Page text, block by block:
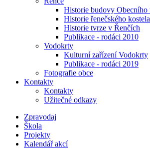
Historie budovy Obecního
Historie řenečského kostela
Historie tvrze v Řenčích
Publikace - rodáci 2010
Vodokrty
Kulturní zařízení Vodokrty
Publikace - rodáci 2019
Fotografie obce
Kontakty
Kontakty
Užitečné odkazy
Zpravodaj
Škola
Projekty
Kalendář akcí